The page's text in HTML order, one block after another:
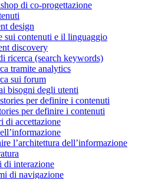
di co-progettazione
design
sui contenuti e il linguaggio
discovery
ricerca (search keywords)
tramite analytics
sui forum
bisogni degli utenti
per definire i contenuti
per definire i contenuti
di accettazione
l’architettura dell’informazione
di interazione
di navigazione